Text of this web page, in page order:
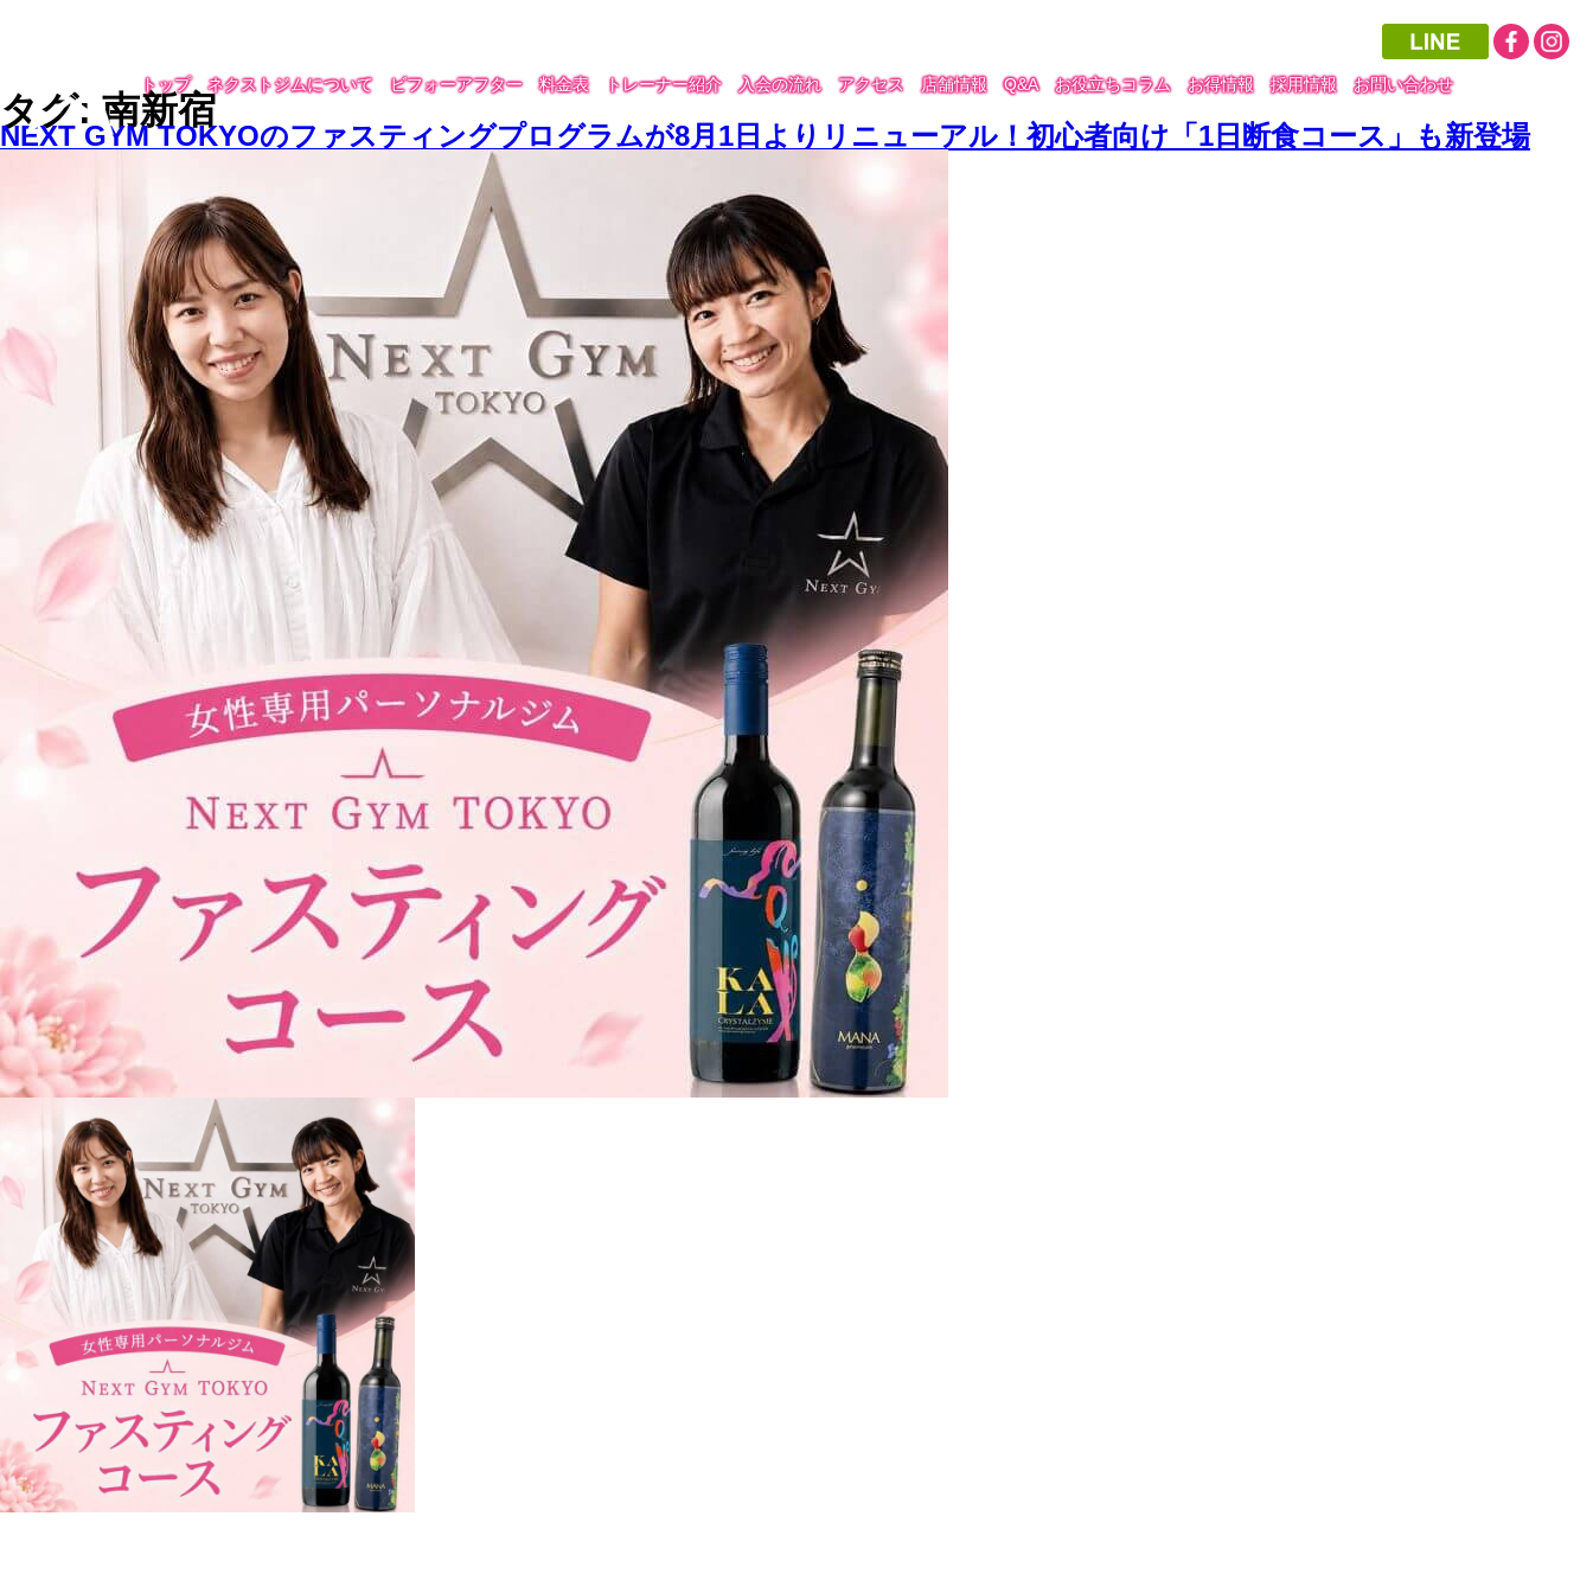
トップ ネクストジムについて ビフォーアフター 料金表 トレーナー紹介 入会の流れ アクセス 店舗情報 Q&A お役立ちコラム お得情報 採用情報 お問い合わせ
タグ: 南新宿
NEXT GYM TOKYOのファスティングプログラムが8月1日よりリニューアル！初心者向け「1日断食コース」も新登場